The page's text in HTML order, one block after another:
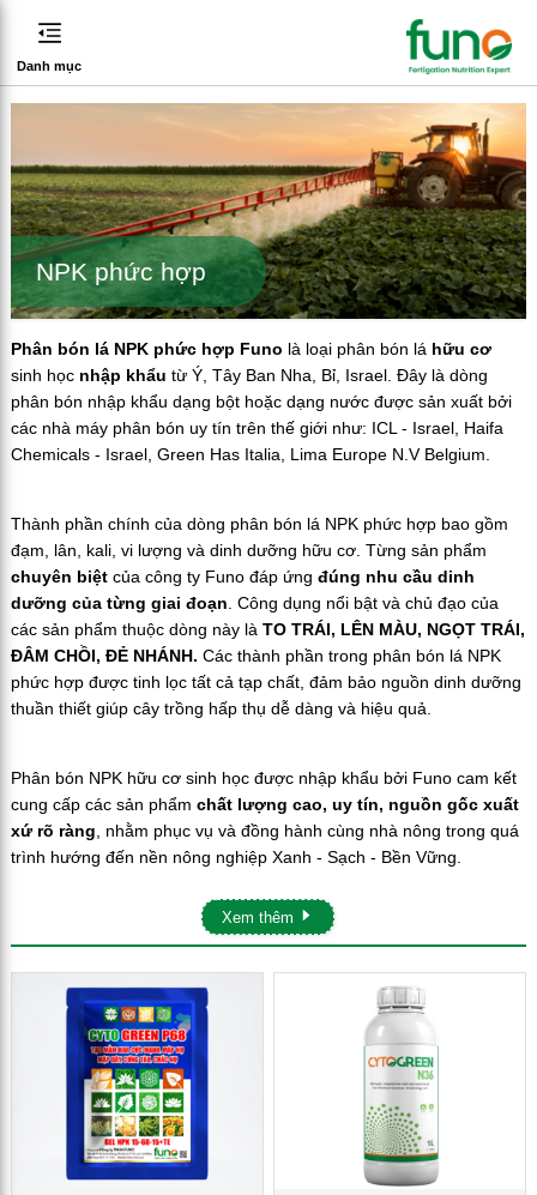
Danh mục
NPK phức hợp
Phân bón lá NPK phức hợp Funo là loại phân bón lá hữu cơ
sinh học nhập khẩu từ Ý, Tây Ban Nha, Bỉ, Israel. Đây là dòng
phân bón nhập khẩu dạng bột hoặc dạng nước được sản xuất bởi
các nhà máy phân bón uy tín trên thế giới như: ICL - Israel, Haifa
Chemicals - Israel, Green Has Italia, Lima Europe N.V Belgium.
Thành phần chính của dòng phân bón lá NPK phức hợp bao gồm
đạm, lân, kali, vi lượng và dinh dưỡng hữu cơ. Từng sản phẩm
chuyên biệtcủa công ty Funo đáp ứng đúng nhu cầu dinh
dưỡng của từng giai đoạn . Công dụng nổi bật và chủ đạo của
các sản phẩm thuộc dòng này là TO TRÁI, LÊN MÀU, NGỌT TRÁI,
ĐÂM CHỒI, ĐẺ NHÁNH. Các thành phần trong phân bón lá NPK
phức hợp được tinh lọc tất cả tạp chất, đảm bảo nguồn dinh dưỡng
thuần thiết giúp cây trồng hấp thụ dễ dàng và hiệu quả.
Phân bón NPK hữu cơ sinh học được nhập khẩu bởi Funo cam kết
cung cấp các sản phẩm chất lượng cao, uy tín, nguồn gốc xuất
xứ rõ ràng , nhằm phục vụ và đồng hành cùng nhà nông trong quá
trình hướng đến nền nông nghiệp Xanh - Sạch - Bền Vững.
Xem thêm